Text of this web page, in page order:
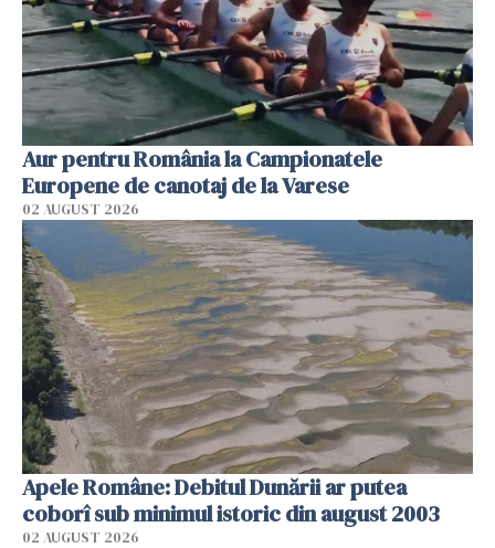
Aur pentru România la Campionatele
Europene de canotaj de la Varese
02 AUGUST 2026
Apele Române: Debitul Dunării ar putea
coborî sub minimul istoric din august 2003
02 AUGUST 2026